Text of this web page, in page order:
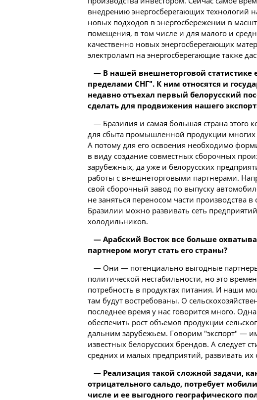
внедрению энергосберегающих технологий
новых подходов в энергосбережении в
помещения, в том числе и для малого и
качественно новых энергосберегающих
электроламп на энергосберегающие также
— В нашей внешнеторговой статистике
пределами СНГ". К ним относятся и
недавно отъехал первый белорусский
сделать для продвижения нашего
— Бразилия и самая большая страна этого
для сбыта промышленной продукции
А потому для его освоения необходимо
в виду создание совместных сборочных
зарубежных, да уже и белорусских
работы с внешнеторговыми партнерами.
свой сборочный завод по выпуску
не заняться переносом части производства
Бразилии можно развивать сеть
холодильников.
— Арабский Восток все больше
партнером могут стать его страны?
— Они — потенциально выгодные
политической нестабильности, но это
потребность в продуктах питания. И наши
там будут востребованы. О
последнее время у нас говорится много.
обеспечить рост объемов продукции
дальним зарубежьем. Говорим "экспорт" —
известных белорусских брендов. А следует
средних и малых предприятий, развивать их
— Реализация такой сложной задачи,
отрицательного сальдо, потребует
числе и ее выгодного географического